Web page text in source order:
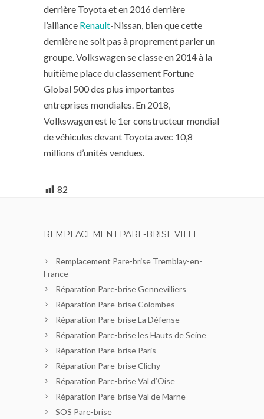
derrière Toyota et en 2016 derrière
l’alliance Renault-Nissan, bien que cette
dernière ne soit pas à proprement parler un
groupe. Volkswagen se classe en 2014 à la
huitième place du classement Fortune
Global 500 des plus importantes
entreprises mondiales. En 2018,
Volkswagen est le 1er constructeur mondial
de véhicules devant Toyota avec 10,8
millions d’unités vendues.
82
REMPLACEMENT PARE-BRISE VILLE
Remplacement Pare-brise Tremblay-en-
France
Réparation Pare-brise Gennevilliers
Réparation Pare-brise Colombes
Réparation Pare-brise La Défense
Réparation Pare-brise les Hauts de Seine
Réparation Pare-brise Paris
Réparation Pare-brise Clichy
Réparation Pare-brise Val d’Oise
Réparation Pare-brise Val de Marne
SOS Pare-brise